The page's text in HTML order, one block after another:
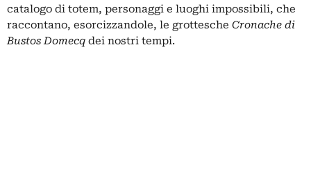
catalogo di totem, personaggi e luoghi impossibili, che
raccontano, esorcizzandole, le grottesche Cronache di
Bustos Domecq dei nostri tempi.